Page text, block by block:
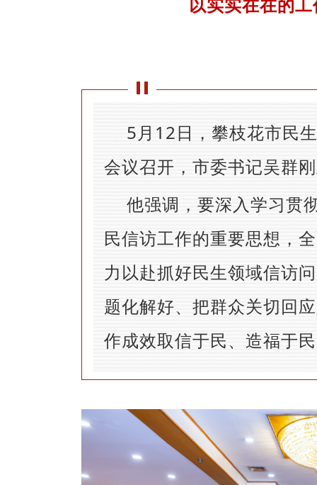
以实实在在的
5月12日，攀枝花市民
会议召开，市委书记吴群
他强调，要深入学习贯
民信访工作的重要思想，
力以赴抓好民生领域信访
题化解好、把群众关切回
作成效取信于民、造福于